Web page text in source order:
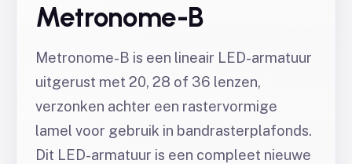
Metronome-B
Metronome-B is een lineair LED-armatuur
uitgerust met 20, 28 of 36 lenzen,
verzonken achter een rastervormige
lamel voor gebruik in bandrasterplafonds.
Dit LED-armatuur is een compleet nieuwe